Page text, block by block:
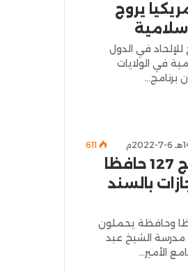
يروج
للإلحاد في الدول
في الولايات
برنامج…
611
الجزائر.. تخريج وتتويج 127 حافظا
بالسند
تخريج وتتويج 127 حافظا وحافظة يحملون
مدرسة الشيخ عبد
الأمير…